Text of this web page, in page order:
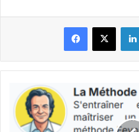
Facebook
X
Laissez
l'IA
analyser
votre